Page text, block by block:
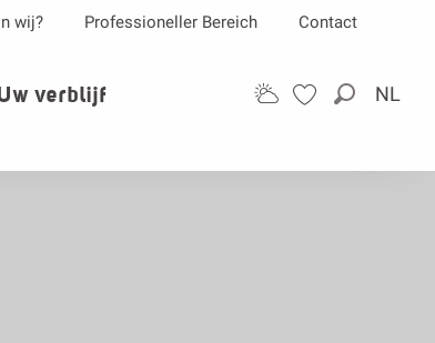
Zoek op
NL
wij? Professioneller Bereich Contact
verblijf